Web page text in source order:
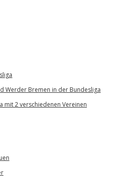
Werder Bremen in der Bundesliga
mit 2 verschiedenen Vereinen